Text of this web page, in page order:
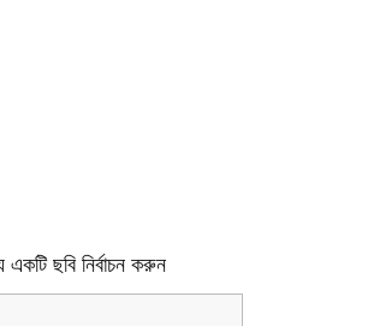
ছবি নির্বাচন করুন